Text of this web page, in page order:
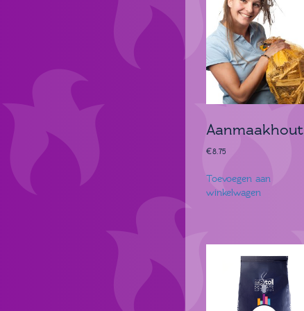
Aanmaakhout
€8.75
Toevoegen aan
winkelwagen